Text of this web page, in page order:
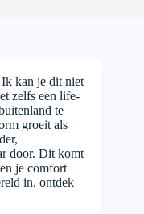
kan je dit niet
zelfs een life-
te
groeit als
door. Dit komt
je comfort
in, ontdek